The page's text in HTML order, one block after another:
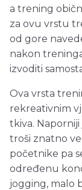
a trening
za ovu vrstu
od gore
nakon
izvoditi
Ova vrsta
rekreativnim
tkiva.
troši znatno
početnike pa
određenu
jogging, malo